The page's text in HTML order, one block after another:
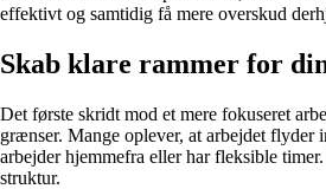
effektivt og samtidig få mere overskud
Skab klare rammer for
Det første skridt mod et mere fokuseret
grænser. Mange oplever, at arbejdet
arbejder hjemmefra eller har fleksible
struktur.